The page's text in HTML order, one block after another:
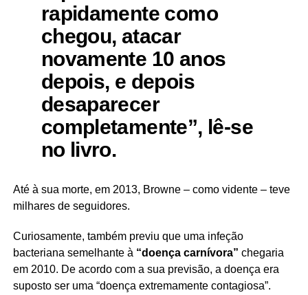
rapidamente como
chegou, atacar
novamente 10 anos
depois, e depois
desaparecer
completamente”, lê-se
no livro.
Até à sua morte, em 2013, Browne – como vidente – teve
milhares de seguidores.
Curiosamente, também previu que uma infeção
bacteriana semelhante à “doença carnívora” chegaria
em 2010. De acordo com a sua previsão, a doença era
suposto ser uma “doença extremamente contagiosa”.